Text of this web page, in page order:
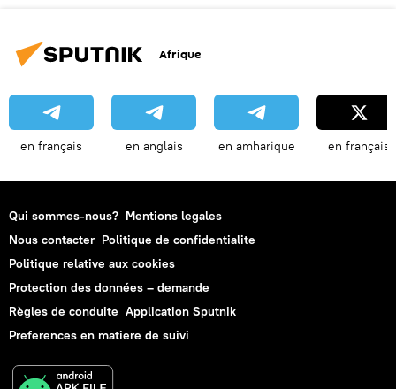
Afrique
en français en anglais en amharique en français
Qui sommes-nous? Mentions legales
Nous contacter Politique de confidentialite
Politique relative aux cookies
Protection des données – demande
Règles de conduite Application Sputnik
Preferences en matiere de suivi